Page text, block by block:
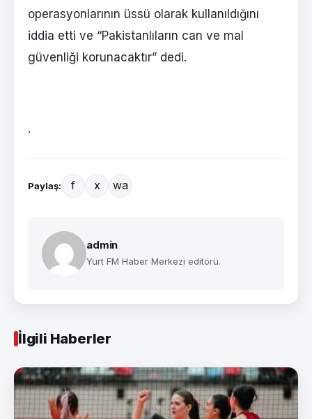
operasyonlarının üssü olarak kullanıldığını
iddia etti ve “Pakistanlıların can ve mal
güvenliği korunacaktır” dedi.
.
Paylaş: f x wa
admin
Yurt FM Haber Merkezi editörü.
İlgili Haberler